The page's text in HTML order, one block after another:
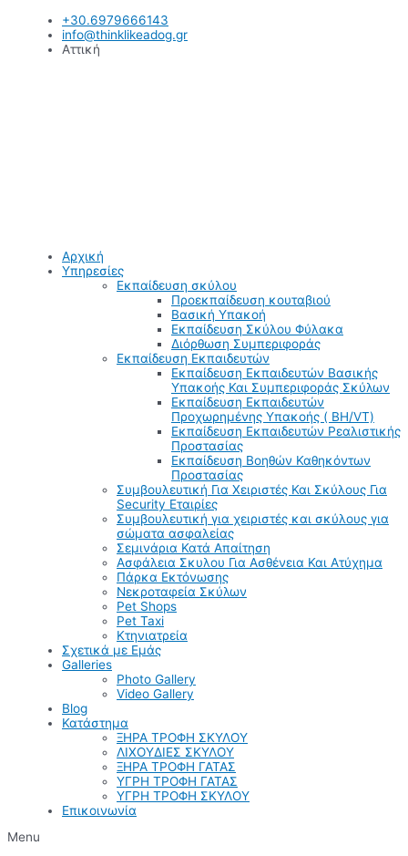
Μετάβαση
περιεχόμενο
+30.6979666143
info@thinklikeadog.gr
Αττική
Αρχική
Υπηρεσίες
Εκπαίδευση σκύλου
Προεκπαίδευση κουταβιού
Βασική Υπακοή
Εκπαίδευση Σκύλου Φύλακα
Διόρθωση Συμπεριφοράς
Εκπαίδευση Εκπαιδευτών
Εκπαίδευση Εκπαιδευτών Βασικής
Υπακοής Και Συμπεριφοράς Σκύλων
Εκπαίδευση Εκπαιδευτών
Προχωρημένης Υπακοής ( BH/VT)
Εκπαίδευση Εκπαιδευτών Ρεαλιστικής
Προστασίας
Εκπαίδευση Βοηθών Καθηκόντων
Προστασίας
Συμβουλευτική Για Χειριστές Και Σκύλους Για
Security Εταιρίες
Συμβουλευτική για χειριστές και σκύλους για
σώματα ασφαλείας
Σεμινάρια Κατά Απαίτηση
Ασφάλεια Σκυλου Για Ασθένεια Και Ατύχημα
Πάρκα Εκτόνωσης
Νεκροταφεία Σκύλων
Pet Shops
Pet Taxi
Κτηνιατρεία
Σχετικά με Εμάς
Galleries
Photo Gallery
Video Gallery
Blog
Κατάστημα
ΞΗΡΑ ΤΡΟΦΗ ΣΚΥΛΟΥ
ΛΙΧΟΥΔΙΕΣ ΣΚΥΛΟΥ
ΞΗΡΑ ΤΡΟΦΗ ΓΑΤΑΣ
ΥΓΡΗ ΤΡΟΦΗ ΓΑΤΑΣ
ΥΓΡΗ ΤΡΟΦΗ ΣΚΥΛΟΥ
Επικοινωνία
Menu